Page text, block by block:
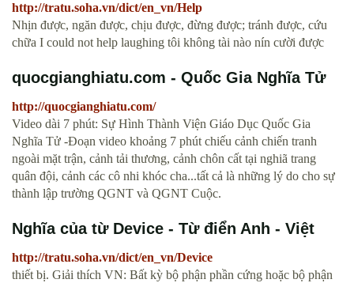
http://tratu.soha.vn/dict/en_vn/Help
Nhịn được, ngăn được, chịu được, đừng được; tránh được, cứu
chữa I could not help laughing tôi không tài nào nín cười được
quocgianghiatu.com - Quốc Gia Nghĩa Tử
http://quocgianghiatu.com/
Video dài 7 phút: Sự Hình Thành Viện Giáo Dục Quốc Gia
Nghĩa Tử -Đoạn video khoảng 7 phút chiếu cảnh chiến tranh
ngoài mặt trận, cảnh tải thương, cảnh chôn cất tại nghiã trang
quân đội, cảnh các cô nhi khóc cha...tất cả là những lý do cho sự
thành lập trường QGNT và QGNT Cuộc.
Nghĩa của từ Device - Từ điển Anh - Việt
http://tratu.soha.vn/dict/en_vn/Device
thiết bị. Giải thích VN: Bất kỳ bộ phận phần cứng hoặc bộ phận